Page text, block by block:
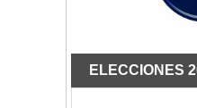
ELECCIONES